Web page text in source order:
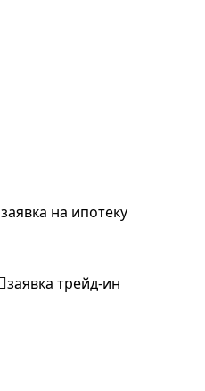
заявка на ипотеку
заявка трейд-ин